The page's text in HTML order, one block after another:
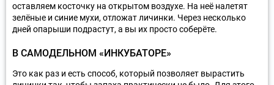
оставляем косточку на открытом воздухе. На неё налетят
зелёные и синие мухи, отложат личинки. Через несколько
дней опарыши подрастут, а вы их просто соберёте.
В САМОДЕЛЬНОМ «ИНКУБАТОРЕ»
Это как раз и есть способ, который позволяет вырастить